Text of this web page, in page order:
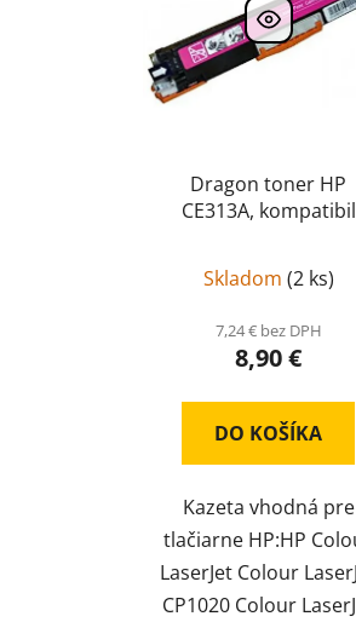
Dragon toner HP
CE313A, kompatibil
Skladom (2 ks)
7,24 € bez DPH
8,90 €
DO KOŠÍKA
Kazeta vhodná pre
tlačiarne HP:HP
LaserJet Colour
CP1020 Colour